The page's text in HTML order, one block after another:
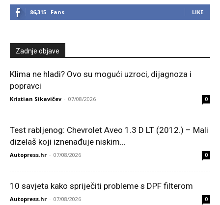
86,315 Fans LIKE
Zadnje objave
Klima ne hladi? Ovo su mogući uzroci, dijagnoza i
popravci
Kristian Sikavičev - 07/08/2026 0
Test rabljenog: Chevrolet Aveo 1.3 D LT (2012.) – Mali
dizelaš koji iznenađuje niskim...
Autopress.hr - 07/08/2026 0
10 savjeta kako spriječiti probleme s DPF filterom
Autopress.hr - 07/08/2026 0